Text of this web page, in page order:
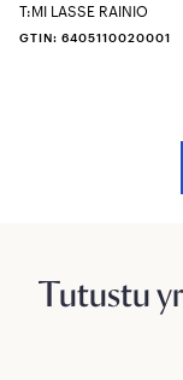
T:MI LASSE RAINIO
GTIN: 6405110020001
Tutustu